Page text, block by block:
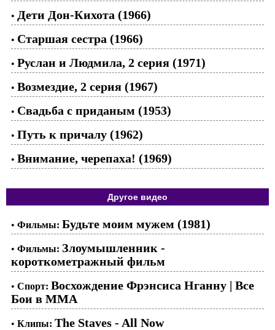
• Дети Дон-Кихота (1966)
• Старшая сестра (1966)
• Руслан и Людмила, 2 серия (1971)
• Возмездие, 2 серия (1967)
• Свадьба с приданым (1953)
• Путь к причалу (1962)
• Внимание, черепаха! (1969)
Другое видео
• Фильмы: Будьте моим мужем (1981)
• Фильмы: Злоумышленник -
короткометражный фильм
• Спорт: Восхождение Фрэнсиса Нганну | Все
Бои в ММА
• Клипы: The Staves - All Now